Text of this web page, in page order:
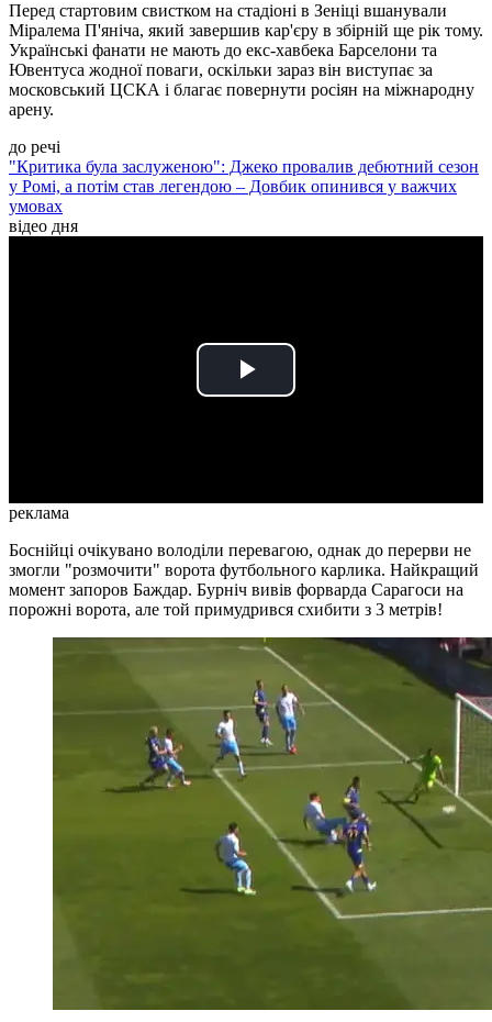
Перед стартовим свистком на стадіоні в Зеніці вшанували
Міралема П'яніча, який завершив кар'єру в збірній ще рік тому.
Українські фанати не мають до екс-хавбека Барселони та
Ювентуса жодної поваги, оскільки зараз він виступає за
московський ЦСКА і благає повернути росіян на міжнародну
арену.
до речі
"Критика була заслуженою": Джеко провалив дебютний сезон
у Ромі, а потім став легендою – Довбик опинився у важчих
умовах
відео дня
Play
реклама
Боснійці очікувано володіли перевагою, однак до перерви не
змогли "розмочити" ворота футбольного карлика. Найкращий
момент запоров Баждар. Бурніч вивів форварда Сарагоси на
порожні ворота, але той примудрився схибити з 3 метрів!